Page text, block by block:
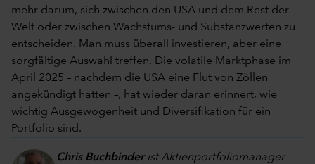
mehr darum, sich zwischen den USA und dem Rest der
Welt oder zwischen Wachstums- und Substanzwerten zu
entscheiden. Man muss überall investieren, aber eine
sorgfältige Auswahl treffen. Die volatile Marktphase im
April 2025 – nachdem die USA eine Flut von Zöllen
angekündigt hatten –, hat wieder daran erinnert, wie
wichtig Ausgewogenheit und Diversifikation für ein
Portfolio sind.
Chris Buchbinderist Aktienportfoliomanager